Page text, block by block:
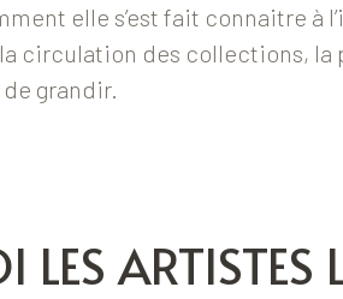
elle s’est fait connaitre à
circulation des collections, la
grandir.
LES